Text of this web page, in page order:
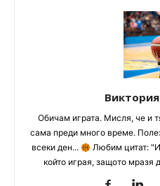
Обичам играта. Мисля, че и
сама преди много време.
всеки ден...
Любим цитат:
който играя, защото мразя